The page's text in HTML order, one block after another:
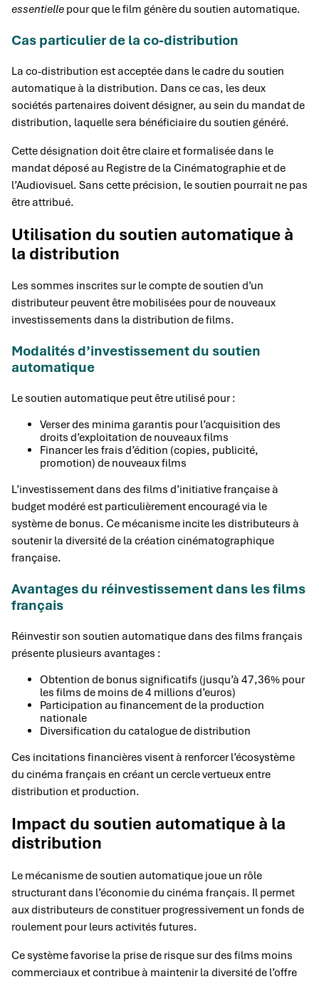
essentielle pour que le film génère du soutien automatique.
Cas particulier de la co-distribution
La co-distribution est acceptée dans le cadre du soutien
automatique à la distribution. Dans ce cas, les deux
sociétés partenaires doivent désigner, au sein du mandat de
distribution, laquelle sera bénéficiaire du soutien généré.
Cette désignation doit être claire et formalisée dans le
mandat déposé au Registre de la Cinématographie et de
l’Audiovisuel. Sans cette précision, le soutien pourrait ne pas
être attribué.
Utilisation du soutien automatique à
la distribution
Les sommes inscrites sur le compte de soutien d’un
distributeur peuvent être mobilisées pour de nouveaux
investissements dans la distribution de films.
Modalités d’investissement du soutien
automatique
Le soutien automatique peut être utilisé pour :
Verser des minima garantis pour l’acquisition des
droits d’exploitation de nouveaux films
Financer les frais d’édition (copies, publicité,
promotion) de nouveaux films
L’investissement dans des films d’initiative française à
budget modéré est particulièrement encouragé via le
système de bonus. Ce mécanisme incite les distributeurs à
soutenir la diversité de la création cinématographique
française.
Avantages du réinvestissement dans les films
français
Réinvestir son soutien automatique dans des films français
présente plusieurs avantages :
Obtention de bonus significatifs (jusqu’à 47,36% pour
les films de moins de 4 millions d’euros)
Participation au financement de la production
nationale
Diversification du catalogue de distribution
Ces incitations financières visent à renforcer l’écosystème
du cinéma français en créant un cercle vertueux entre
distribution et production.
Impact du soutien automatique à la
distribution
Le mécanisme de soutien automatique joue un rôle
structurant dans l’économie du cinéma français. Il permet
aux distributeurs de constituer progressivement un fonds de
roulement pour leurs activités futures.
Ce système favorise la prise de risque sur des films moins
commerciaux et contribue à maintenir la diversité de l’offre